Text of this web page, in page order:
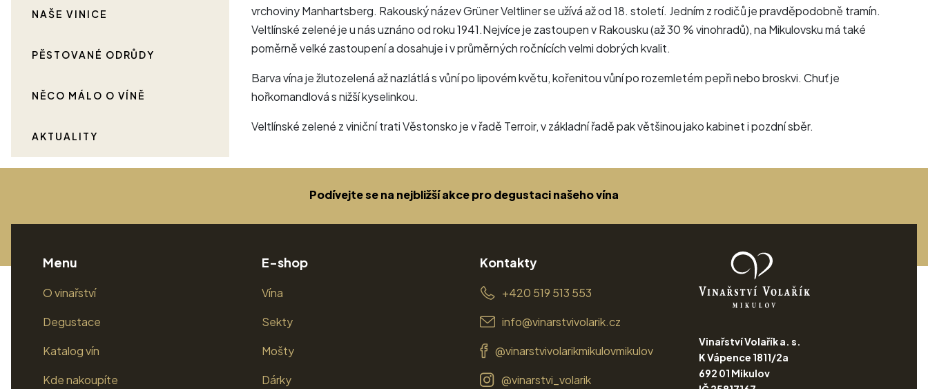
NAŠE VINICE
PĚSTOVANÉ ODRŮDY
NĚCO MÁLO O VÍNĚ
AKTUALITY
vrchoviny Manhartsberg. Rakouský název Grüner Veltliner se užívá až od 18. století. Jedním z rodičů je pravděpodobně tramín.
Veltlínské zelené je u nás uznáno od roku 1941.Nejvíce je zastoupen v Rakousku (až 30 % vinohradů), na Mikulovsku má také
poměrně velké zastoupení a dosahuje i v průměrných ročnících velmi dobrých kvalit.
Barva vína je žlutozelená až nazlátlá s vůní po lipovém květu, kořenitou vůní po rozemletém pepři nebo broskvi. Chuť je
hořkomandlová s nižší kyselinkou.
Veltlínské zelené z viniční trati Věstonsko je v řadě Terroir, v základní řadě pak většinou jako kabinet i pozdní sběr.
Podívejte se na nejbližší akce pro degustaci našeho vína
Menu
O vinařství
Degustace
Katalog vín
Kde nakoupíte
E-shop
Vína
Sekty
Mošty
Dárky
Kontakty
+420 519 513 553
info@vinarstvivolarik.cz
@vinarstvivolarikmikulovmikulov
@vinarstvi_volarik
Vinařství Volařík a. s.
K Vápence 1811/2a
692 01 Mikulov